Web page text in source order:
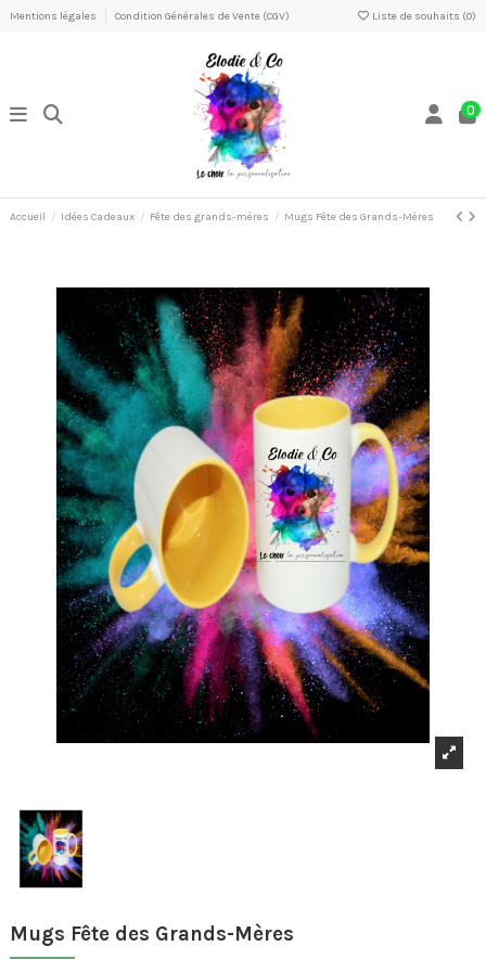
Mentions légales Condition Générales de Vente (CGV) Liste de souhaits (0)
0
Accueil Idées Cadeaux Fête des grands-mères Mugs Fête des Grands-Mères
Mugs Fête des Grands-Mères